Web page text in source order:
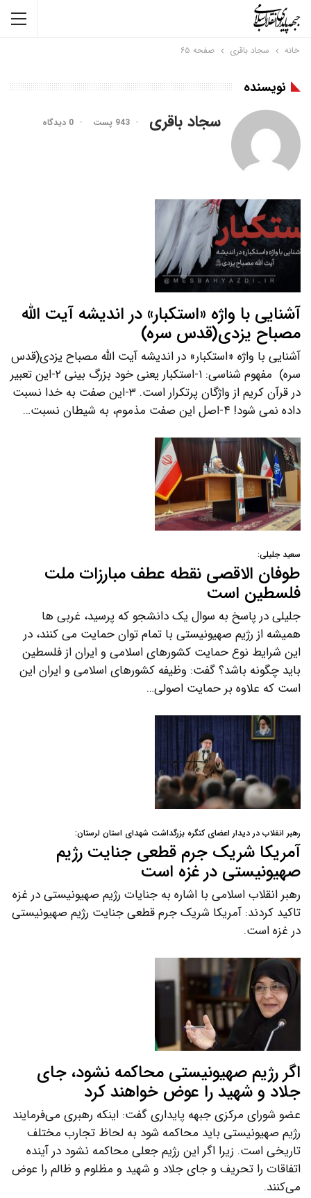
خانه سجاد باقری صفحه ۶۵
نویسنده
سجاد باقری 943 پست 0 دیدگاه
آشنایی با واژه «استکبار» در اندیشه آیت الله
مصباح یزدی(قدس سره)
آشنایی با واژه «استکبار» در اندیشه آیت الله مصباح یزدی(قدس
سره) مفهوم شناسی: ۱-استکبار یعنی خود بزرگ بینی ۲-این تعبیر
در قرآن کریم از واژگان پرتکرار است. ۳-این صفت به خدا نسبت
داده نمی شود! ۴-اصل این صفت مذموم، به شیطان نسبت…
سعید جلیلی:
طوفان الاقصی نقطه عطف مبارزات ملت
فلسطین است
جلیلی در پاسخ به سوال یک دانشجو که پرسید، غربی ها
همیشه از رژیم صهیونیستی با تمام توان حمایت می کنند، در
این شرایط نوع حمایت کشورهای اسلامی و ایران از فلسطین
باید چگونه باشد؟ گفت: وظیفه کشورهای اسلامی و ایران این
است که علاوه بر حمایت اصولی…
رهبر انقلاب در دیدار اعضای کنگره بزرگداشت شهدای استان لرستان:
آمریکا شریک جرم قطعی جنایت رژیم
صهیونیستی در غزه است
رهبر انقلاب اسلامی با اشاره به جنایات رژیم صهیونیستی در غزه
تاکید کردند: آمریکا شریک جرم قطعی جنایت رژیم صهیونیستی
در غزه است.
اگر رژیم صهیونیستی محاکمه نشود، جای
جلاد و شهید را عوض خواهند کرد
عضو شورای مرکزی جبهه پایداری گفت: اینکه رهبری می‌فرمایند
رژیم صهیونیستی باید محاکمه شود به لحاظ تجارب مختلف
تاریخی است. زیرا اگر این رژیم جعلی محاکمه نشود در آینده
اتفاقات را تحریف و جای جلاد و شهید و مظلوم و ظالم را عوض
می‌کنند.